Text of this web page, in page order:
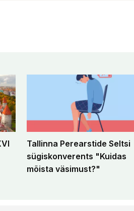
Tallinna Perearstide Seltsi
sügiskonverents "Kuidas
mõista väsimust?"